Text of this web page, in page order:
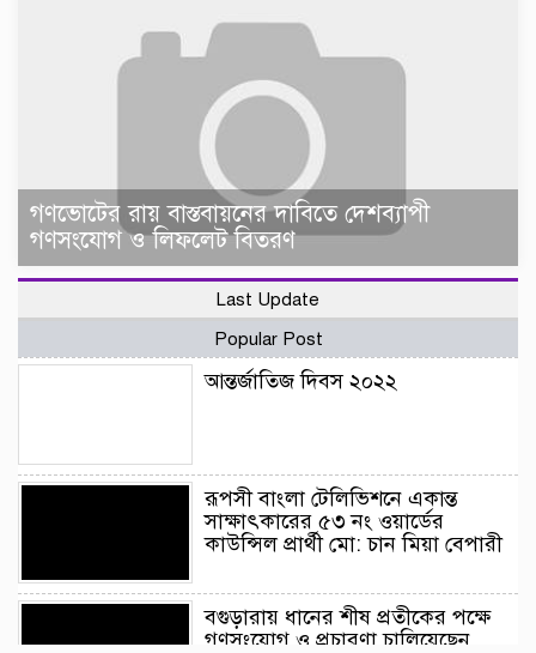
গণভোটের রায় বাস্তবায়নের দাবিতে দেশব্যাপী
গণসংযোগ ও লিফলেট বিতরণ
Last Update
Popular Post
আন্তর্জাতিজ দিবস ২০২২
রূপসী বাংলা টেলিভিশনে একান্ত
সাক্ষাৎকারের ৫৩ নং ওয়ার্ডের
কাউন্সিল প্রার্থী মো: চান মিয়া বেপারী
বগুড়ারায় ধানের শীষ প্রতীকের পক্ষে
গণসংযোগ ও প্রচারণা চালিয়েছেন